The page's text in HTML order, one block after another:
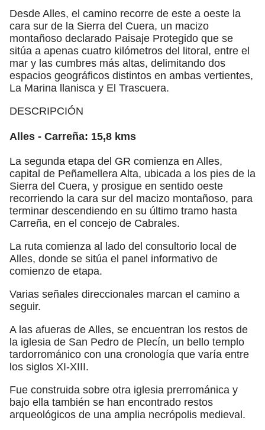
Desde Alles, el camino recorre de este a oeste la
cara sur de la Sierra del Cuera, un macizo
montañoso declarado Paisaje Protegido que se
sitúa a apenas cuatro kilómetros del litoral, entre el
mar y las cumbres más altas, delimitando dos
espacios geográficos distintos en ambas vertientes,
La Marina llanisca y El Trascuera.
DESCRIPCIÓN
Alles - Carreña: 15,8 kms
La segunda etapa del GR comienza en Alles,
capital de Peñamellera Alta, ubicada a los pies de la
Sierra del Cuera, y prosigue en sentido oeste
recorriendo la cara sur del macizo montañoso, para
terminar descendiendo en su último tramo hasta
Carreña, en el concejo de Cabrales.
La ruta comienza al lado del consultorio local de
Alles, donde se sitúa el panel informativo de
comienzo de etapa.
Varias señales direccionales marcan el camino a
seguir.
A las afueras de Alles, se encuentran los restos de
la iglesia de San Pedro de Plecín, un bello templo
tardorrománico con una cronología que varía entre
los siglos XI-XIII.
Fue construida sobre otra iglesia prerrománica y
bajo ella también se han encontrado restos
arqueológicos de una amplia necrópolis medieval.